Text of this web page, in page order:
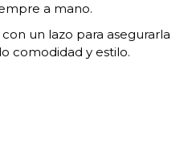
a mano.
un lazo para asegurarla
comodidad y estilo.